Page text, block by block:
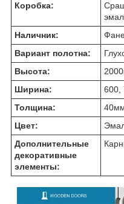
Коробка:
Наличник:
Вариант полотна:
Высота:
Ширина:
600,
Толщина:
Цвет:
Дополнительные
декоративные
элементы: